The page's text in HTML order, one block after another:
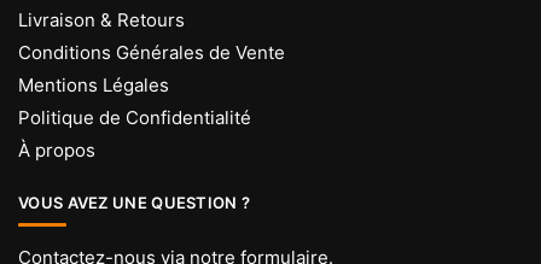
Livraison & Retours
Conditions Générales de Vente
Mentions Légales
Politique de Confidentialité
À propos
VOUS AVEZ UNE QUESTION ?
Contactez-nous via notre formulaire.